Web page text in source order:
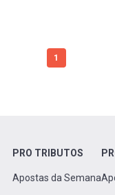
1
PRO TRIBUTOS
Apostas da Semana